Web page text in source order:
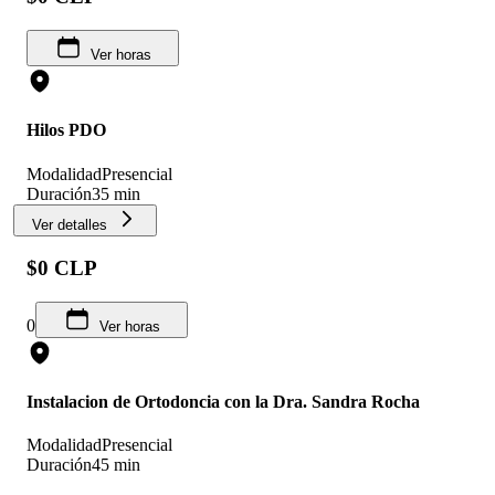
Ver horas
Hilos PDO
ModalidadPresencial
Duración35 min
Ver detalles
$0 CLP
0 Ver horas
Instalacion de Ortodoncia con la Dra. Sandra Rocha
ModalidadPresencial
Duración45 min